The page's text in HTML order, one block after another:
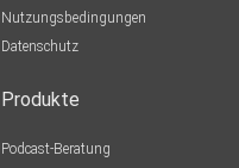
Nutzungsbedingungen
Datenschutz
Produkte
Podcast-Beratung